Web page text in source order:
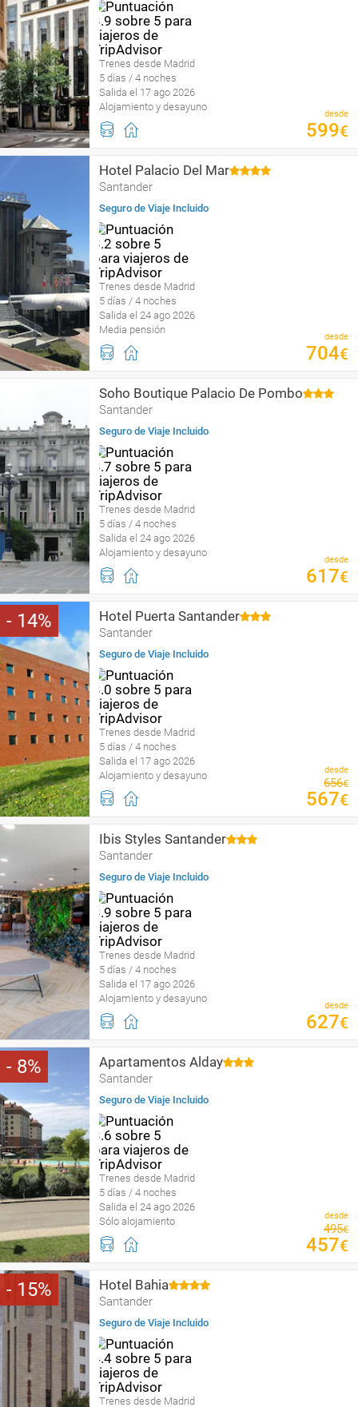
Trenes desde Madrid
5 días / 4 noches
Salida el 17 ago 2026
Alojamiento y desayuno
desde
599€
Hotel Palacio Del Mar
Santander
Seguro de Viaje Incluido
Trenes desde Madrid
5 días / 4 noches
Salida el 24 ago 2026
Media pensión
desde
704€
Soho Boutique Palacio De Pombo
Santander
Seguro de Viaje Incluido
Trenes desde Madrid
5 días / 4 noches
Salida el 24 ago 2026
Alojamiento y desayuno
desde
617€
14 Hotel Puerta Santander
Santander
Seguro de Viaje Incluido
Trenes desde Madrid
5 días / 4 noches
Salida el 17 ago 2026
Alojamiento y desayuno
desde
656€
567€
Ibis Styles Santander
Santander
Seguro de Viaje Incluido
Trenes desde Madrid
5 días / 4 noches
Salida el 17 ago 2026
Alojamiento y desayuno
desde
627€
8 Apartamentos Alday
Santander
Seguro de Viaje Incluido
Trenes desde Madrid
5 días / 4 noches
Salida el 24 ago 2026
Sólo alojamiento
desde
495€
457€
15 Hotel Bahia
Santander
Seguro de Viaje Incluido
Trenes desde Madrid